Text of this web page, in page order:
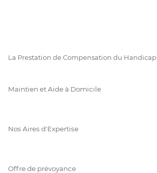
La Prestation de Compensation du Handicap
Maintien et Aide à Domicile
Nos Aires d'Expertise
Offre de prévoyance